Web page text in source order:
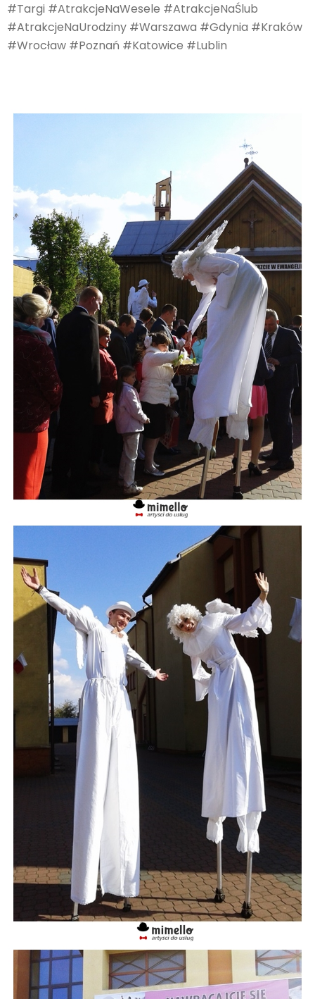
#Targi #AtrakcjeNaWesele #AtrakcjeNaŚlub
#AtrakcjeNaUrodziny #Warszawa #Gdynia #Kraków
#Wrocław #Poznań #Katowice #Lublin